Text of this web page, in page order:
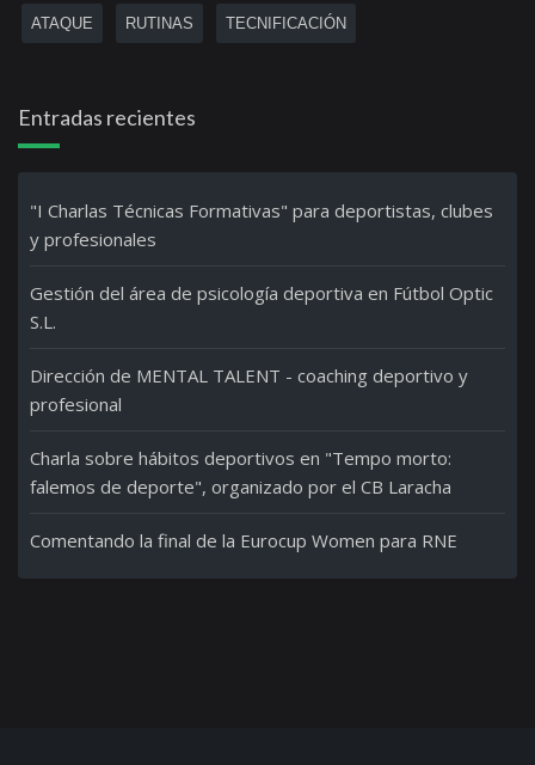
ATAQUE RUTINAS TECNIFICACIÓN
Entradas recientes
"I Charlas Técnicas Formativas" para deportistas, clubes
y profesionales
Gestión del área de psicología deportiva en Fútbol Optic
S.L.
Dirección de MENTAL TALENT - coaching deportivo y
profesional
Charla sobre hábitos deportivos en "Tempo morto:
falemos de deporte", organizado por el CB Laracha
Comentando la final de la Eurocup Women para RNE